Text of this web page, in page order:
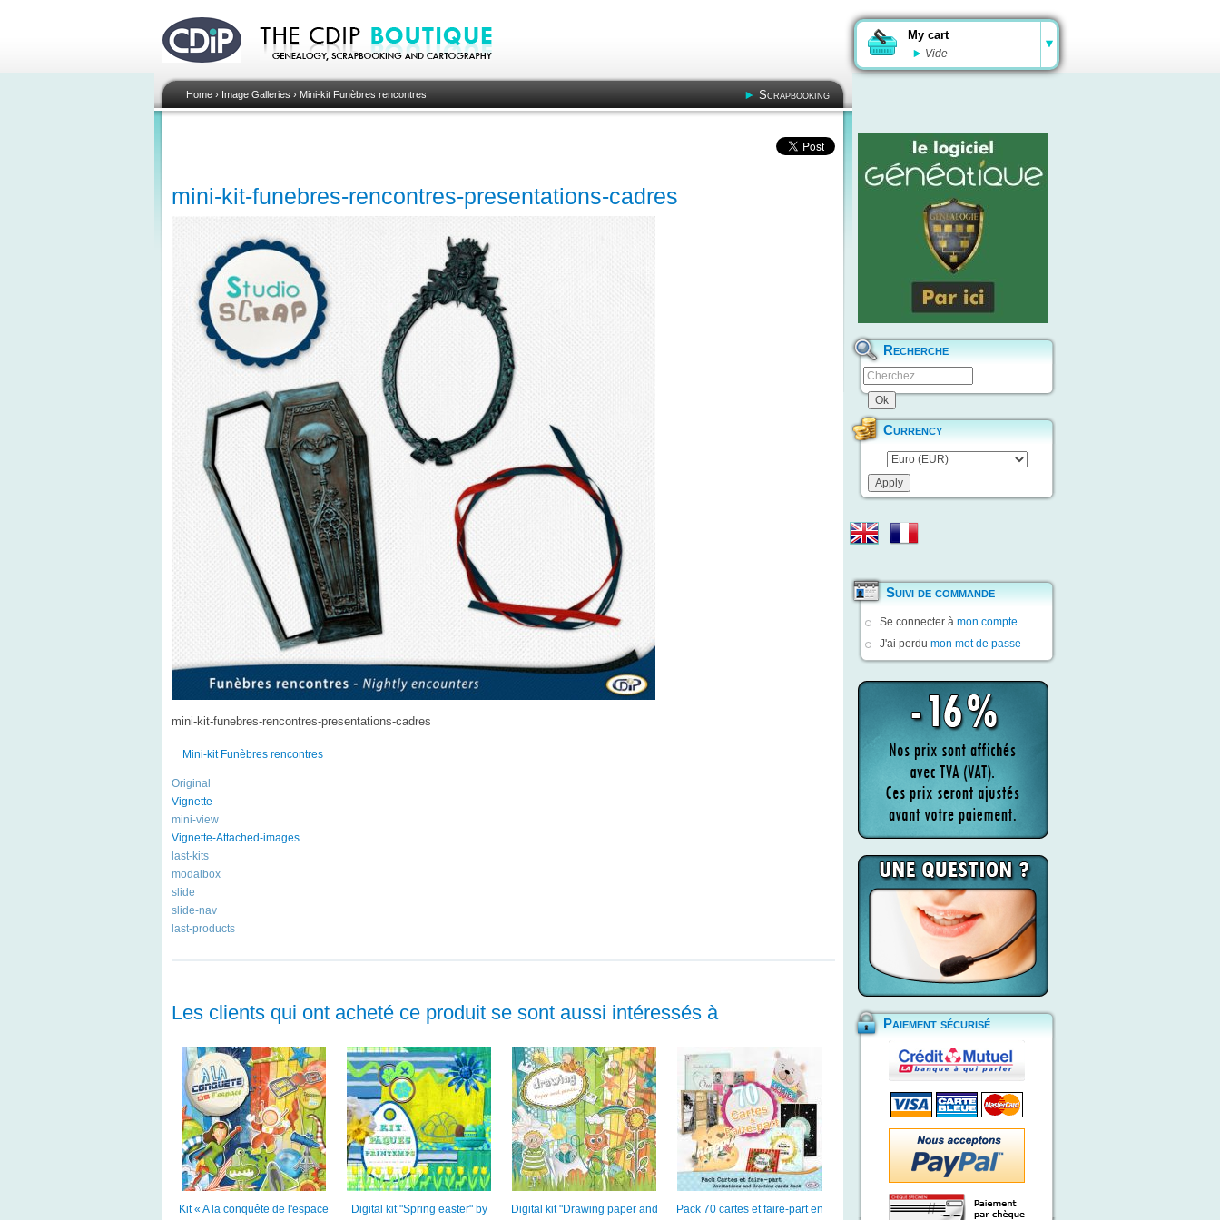
My cart
Vide
Home› Image Galleries › Mini-kit Funèbres rencontres Scrapbooking
mini-kit-funebres-rencontres-presentations-cadres
mini-kit-funebres-rencontres-presentations-cadres
Mini-kit Funèbres rencontres
Original
Vignette
mini-view
Vignette-Attached-images
last-kits
modalbox
slide
slide-nav
last-products
Les clients qui ont acheté ce produit se sont aussi intéressés à
Kit « A la conquête de l'espace Digital kit "Spring easter" by Digital kit "Drawing paper and Pack 70 cartes et faire-part en
Recherche
Currency
Suivi de commande
Se connecter à mon compte
J'ai perdu mon mot de passe
Paiement sécurisé